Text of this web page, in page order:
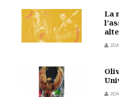
La
JDA
JDA